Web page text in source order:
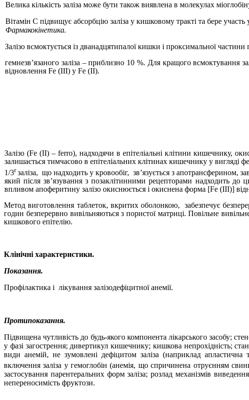
Велика кількість заліза може бути також виявлена в молекулах
Вітамін С підвищує абсорбцію заліза у кишковому тракті та бере
Фармакокінетика.
Залізо всмоктується із дванадцятипалої кишки і проксимальної
гемнезв’язаного заліза –приблизно 10 %. Для кращого всмоктування
відновлення Fe(III) у Fe(II).
Залізо (Fe(II) – ferro), надходячи в епітеліальні клітини кишечнику,
залишається тимчасово в епітеліальних клітинах кишечнику у вигляді
1/3rзаліза, що надходить у кровообіг, зв’язується з апотрансферином,
який після зв’язування з позаклітинними рецепторами надходить до
впливом апоферитину залізо окиснюється і окиснена форма [Fe (III)]
Метод виготовлення таблеток, вкритих оболонкою,
забезпечує
годин безперервно вивільняються з пористої матриці. Повільне
кишкового епітелію.
Клінічні характеристики.
Показання.
Профілактика і лікування залізодефіцитної анемії.
Протипоказання.
Підвищена чутливість до будь-якого компонента лікарського засобу;
у фазі загострення; дивертикул кишечнику; кишкова непрохідність;
види анемій, не зумовлені дефіцитом заліза (наприклад апластична
включення заліза у гемоглобін (анемія, що спричинена отруєнням
застосування парентеральних форм заліза; розлад механізмів
непереносимість фруктози.